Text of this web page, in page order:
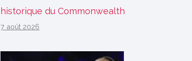
historique du Commonwealth
7 août 2026